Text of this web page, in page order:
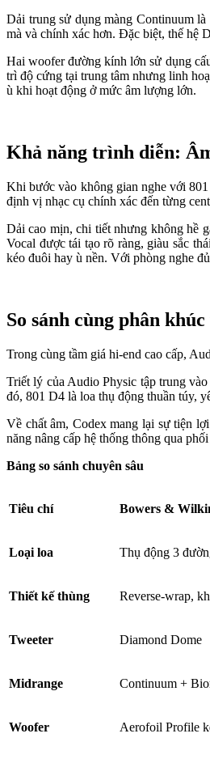
Dải trung sử dụng màng Continuum
mà và chính xác hơn. Đặc biệt, thế hệ
Hai woofer đường kính lớn sử dụng
trì độ cứng tại trung tâm nhưng linh
ù khi hoạt động ở mức âm lượng lớn.
Khả năng trình diễn:
Khi bước vào không gian nghe với
định vị nhạc cụ chính xác đến từng
Dải cao mịn, chi tiết nhưng không hề
Vocal được tái tạo rõ ràng, giàu sắc
kéo đuôi hay ù nền. Với phòng nghe
So sánh cùng phân
Trong cùng tầm giá hi-end cao cấp,
Triết lý của Audio Physic tập trung
đó, 801 D4 là loa thụ động thuần túy,
Về chất âm, Codex mang lại sự tiện
năng nâng cấp hệ thống thông qua
Bảng so sánh chuyên sâu
Tiêu chí Bowers &
Loại loa Thụ động 3
Thiết kế thùng Reverse-wrap,
Tweeter Diamond Dome
Midrange Continuum +
Woofer Aerofoil Profile